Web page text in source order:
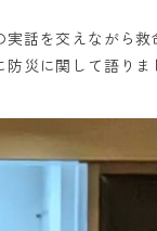
話を交えながら
災に関して語りま